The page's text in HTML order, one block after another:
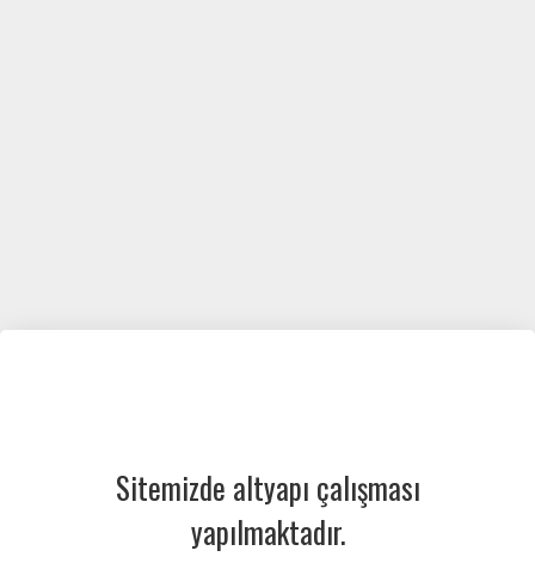
Sitemizde altyapı çalışması
yapılmaktadır.